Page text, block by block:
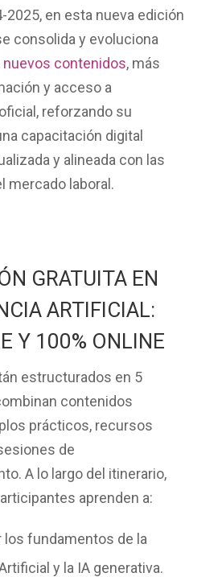
2025, en esta nueva edición
consolida y evoluciona
nuevos contenidos, más
y acceso a
, reforzando su
capacitación digital
y alineada con las
mercado laboral.
GRATUITA EN
ARTIFICIAL:
Y 100% ONLINE
estructurados en 5
contenidos
prácticos, recursos
de
A lo largo del itinerario,
aprenden a:
los fundamentos de la
y la IA generativa.